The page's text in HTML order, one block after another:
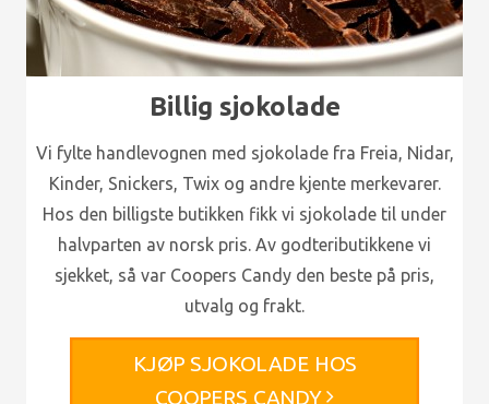
Billig sjokolade
Vi fylte handlevognen med sjokolade fra Freia, Nidar,
Kinder, Snickers, Twix og andre kjente merkevarer.
Hos den billigste butikken fikk vi sjokolade til under
halvparten av norsk pris. Av godteributikkene vi
sjekket, så var Coopers Candy den beste på pris,
utvalg og frakt.
KJØP SJOKOLADE HOS
COOPERS CANDY